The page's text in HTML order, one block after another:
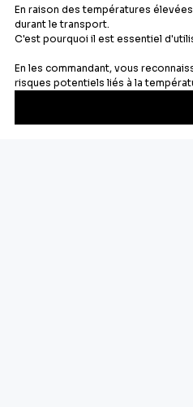
Newsletter
Recevez les recettes, astuces et